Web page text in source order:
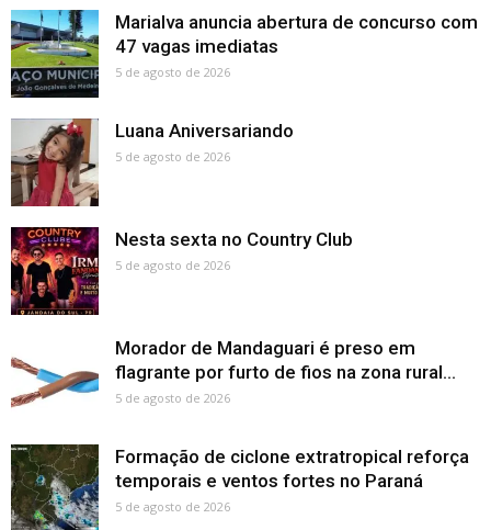
Marialva anuncia abertura de concurso com
47 vagas imediatas
5 de agosto de 2026
Luana Aniversariando
5 de agosto de 2026
Nesta sexta no Country Club
5 de agosto de 2026
Morador de Mandaguari é preso em
flagrante por furto de fios na zona rural...
5 de agosto de 2026
Formação de ciclone extratropical reforça
temporais e ventos fortes no Paraná
5 de agosto de 2026